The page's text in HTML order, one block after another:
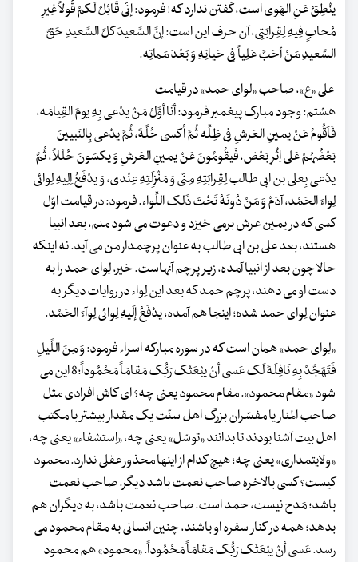
ینْطِقُ عَنِ الهَوی است، گفتن ندارد که! فرمود: إنّی قَائِلٌ لَکمْ قُولاً غِیرِ
مُحابٍ فِیهِ لِقِرابَتِی، آن حرف این است: إنَّ السَّعیدَ کلَّ السَّعیدِ حَقَّ
السَّعیدِ مَنْ أحَبَّ عَلِیاً فِی حَیاتِهِ وَ بَعْدَ مَماتِه.
علی «ع»، صاحب «لوای حمد» در قیامت
هشتم: وجود مبارک پیغمبر فرمود: أنَا أوَّلُ مَنْ یدْعی بِهِ یومَ القِیامَه،
فَاَقُومُ عَنْ یمینِ العَرشِ فِی ظِلِّه ثُمَّ اُکسی حُلَّهً، ثُمَّ یدْعی بِالنَبیینَ
بَعْضُهُمْ عَلی اِثْرِ بَعْض، فَیقُومُونَ عَنْ یمینِ العَرشِ وَ یکسَونَ حُلَلاً، ثُمَّ
یدْعی بِعلی بن ابی طالب لِقِرابَتِهِ مِنّی وَ مَنْزِلَتِهِ عِنْدی، وَ یدْفَعُ اِلِیهِ لِوائی
لِواءَ الحَمْد، آدَمْ وَ مَنْ دُونَهُ تَحْتَ ذَلک اللِّواء. فرمود: در قیامت اوّل
کسی که در یمین عرش برمی خیزد و دعوت می شود منم، بعد انبیا
هستند، بعد علی بن ابی طالب به عنوان پرچمدار من می آید. نه اینکه
حالا چون بعد از انبیا آمده، زیر پرچم آنهاست. خیر، لِوای حمد را به
دست او می دهند، پرچم حمد که بعد این لِواء در روایات دیگر به
عنوان لِوای حمد شده؛ اینجا هم آمده، یدْفَعُ إلَیهِ لِوائی لِوآءَ الحَمْد.
«لِوای حمد» همان است که در سوره مبارکه اسراء فرمود: وَ مِنَ اللَّیلِ
فَتَهَجَّدْ بِهِ نَافِلَهً لَک عَسی أنْ یبْعَثَک رَبُّک مَقامَاً مَحْمُوداً؛8 این می
شود «مقام محمود». مقام محمود یعنی چه؟ ای کاش افرادی مثل
صاحب المنار یا مفسّران بزرگ اهل سنّت یک مقدار بیشتر با مکتب
اهل بیت آشنا بودند تا بدانند «توسّل» یعنی چه، «اِستشفاء» یعنی چه،
«ولایتمداری» یعنی چه؛ هیچ کدام از اینها محذور عقلی ندارد. محمود
کیست؟ کسی بالاخره صاحب نعمت باشد دیگر. صاحب نعمت
باشد؛ مَدح نیست، حمد است. صاحب نعمت باشد، به دیگران هم
بدهد؛ همه در کنار سفره او باشند، چنین انسانی به مقام محمود می
رسد. عَسی أنْ یبْعَثَک رَبُّک مَقامَاً مَحْمُوداً. «محمود» هم محمود